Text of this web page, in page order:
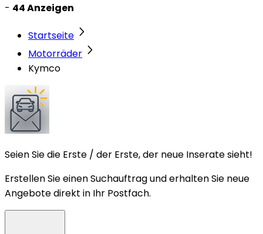
- 44 Anzeigen
Startseite
Motorräder
Kymco
Seien Sie die Erste / der Erste, der neue Inserate sieht!
Erstellen Sie einen Suchauftrag und erhalten Sie neue
Angebote direkt in Ihr Postfach.